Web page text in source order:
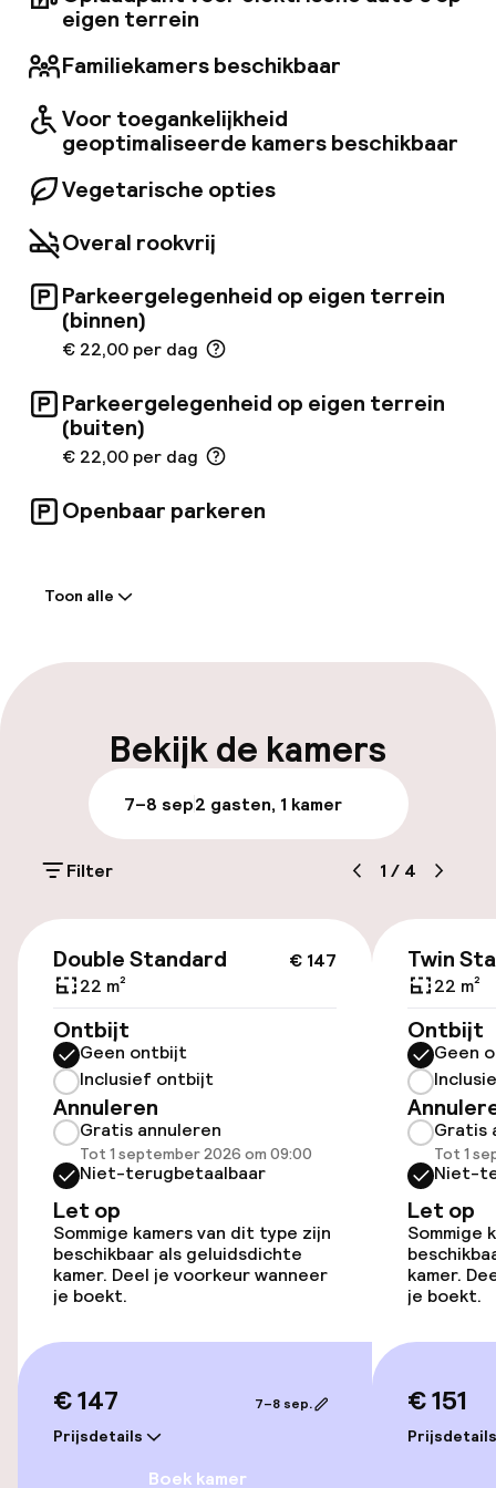
eigen terrein
Familiekamers beschikbaar
Voor toegankelijkheid
geoptimaliseerde kamers beschikbaar
Vegetarische opties
Overal rookvrij
Parkeergelegenheid op eigen terrein
(binnen)
€ 22,00 per dag
Parkeergelegenheid op eigen terrein
(buiten)
€ 22,00 per dag
Openbaar parkeren
Express check-in mogelijk
Laat uitchecken mogelijk
Meertalige medewerkers
Bagageruimte
Parkeren & mobiliteit
(buiten)
€ 22,00 per dag
Parkeergelegenheid op eigen terrein
(binnen)
€ 22,00 per dag
Openbaar parkeren
Oplaadpunt elektrische auto op
locatie
Luchthavenshuttle
Fietsenstalling
Fietsverhuur
Toon alle
Bekijk de kamers
7–8 sep2 gasten, 1 kamer
Filter 1 / 4
€ 147
Double Standard
22 m²
Ontbijt
Geen ontbijt
Inclusief ontbijt
Annuleren
Gratis annuleren
Tot 1 september 2026 om 09:00
Niet-terugbetaalbaar
Let op
Sommige kamers van dit type zijn
beschikbaar als geluidsdichte
kamer. Deel je voorkeur wanneer
je boekt.
€ 147
Prijsdetails
7–8 sep.
Boek kamer
Twin
22 m²
Ontbijt
Geen
Gratis
Tot 1
Niet-
Let op
Sommige
kamer.
je boekt.
€ 151
Prijsdetails